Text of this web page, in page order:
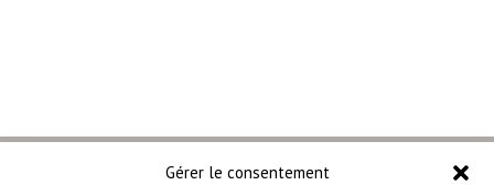
Gérer le consentement